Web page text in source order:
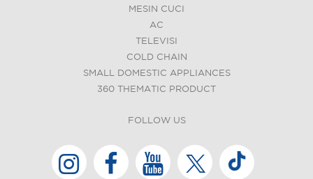
MESIN CUCI
AC
TELEVISI
COLD CHAIN
SMALL DOMESTIC APPLIANCES
360 THEMATIC PRODUCT
FOLLOW US